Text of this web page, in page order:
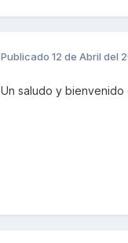
Publicado 12 de Abril del
Un saludo y